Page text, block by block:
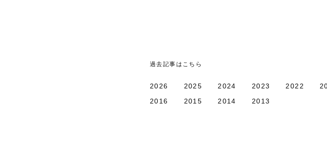
過去記事はこちら
2026 2025 2024 2023 2022
2016
2015 2014 2013